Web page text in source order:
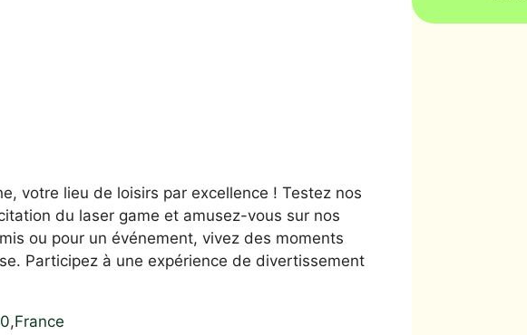
votre lieu de loisirs par excellence ! Testez nos
du laser game et amusez-vous sur nos
ou pour un événement, vivez des moments
Participez à une expérience de divertissement
,France